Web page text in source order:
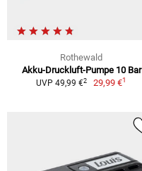
Rothewald
Akku-Druckluft-Pumpe 10 Bar
UVP 49,99 €2 29,99 €1